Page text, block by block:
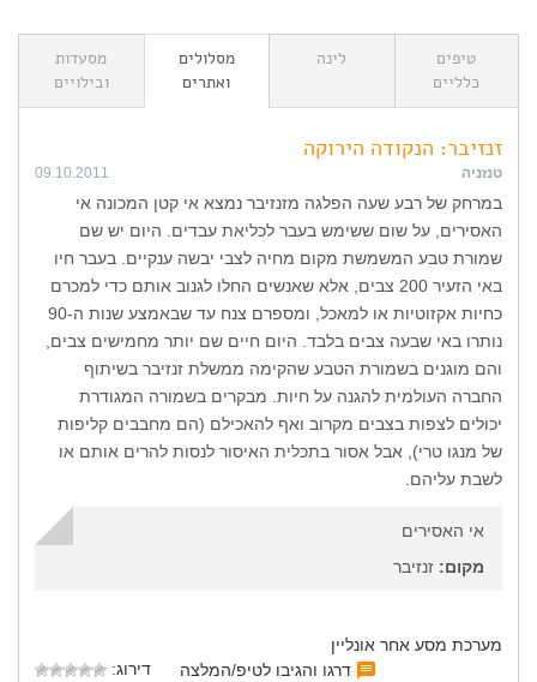
טיפים
כלליים
לינה
מסלולים
ואתרים
מסעדות
ובילויים
זנזיבר: הנקודה הירוקה
טנזניה 09.10.2011
במרחק של רבע שעה הפלגה מזנזיבר נמצא אי קטן המכונה אי
האסירים, על שום ששימש בעבר לכליאת עבדים. היום יש שם
שמורת טבע המשמשת מקום מחיה לצבי יבשה ענקיים. בעבר חיו
באי הזעיר 200 צבים, אלא שאנשים החלו לגנוב אותם כדי למכרם
כחיות אקזוטיות או למאכל, ומספרם צנח עד שבאמצע שנות ה-90
נותרו באי שבעה צבים בלבד. היום חיים שם יותר מחמישים צבים,
והם מוגנים בשמורת הטבע שהקימה ממשלת זנזיבר בשיתוף
החברה העולמית להגנה על חיות. מבקרים בשמורה המגודרת
יכולים לצפות בצבים מקרוב ואף להאכילם (הם מחבבים קליפות
של מנגו טרי), אבל אסור בתכלית האיסור לנסות להרים אותם או
לשבת עליהם.
אי האסירים
מקום: זנזיבר
מערכת מסע אחר אונליין
דרגו והגיבו לטיפ/המלצה
דירוג: